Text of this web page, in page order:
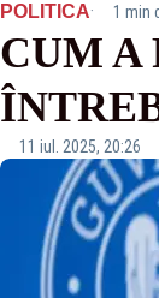
POLITICA· 1 min
CUM A
11 iul. 2025, 20:26